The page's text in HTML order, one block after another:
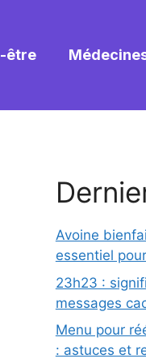
être
Avoine
essentiel
23h23 :
messages
Menu pour
: astuces et